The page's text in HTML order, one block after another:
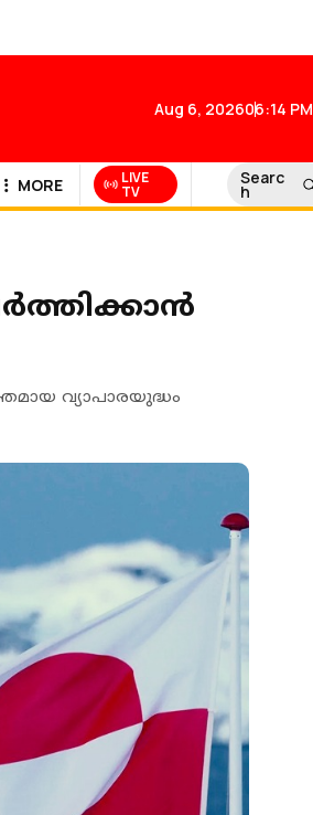
Aug 6, 202606:14 PM
NEWS
MORE LIVE
TV
Searc
h
വ്യാപാരയുദ്ധം